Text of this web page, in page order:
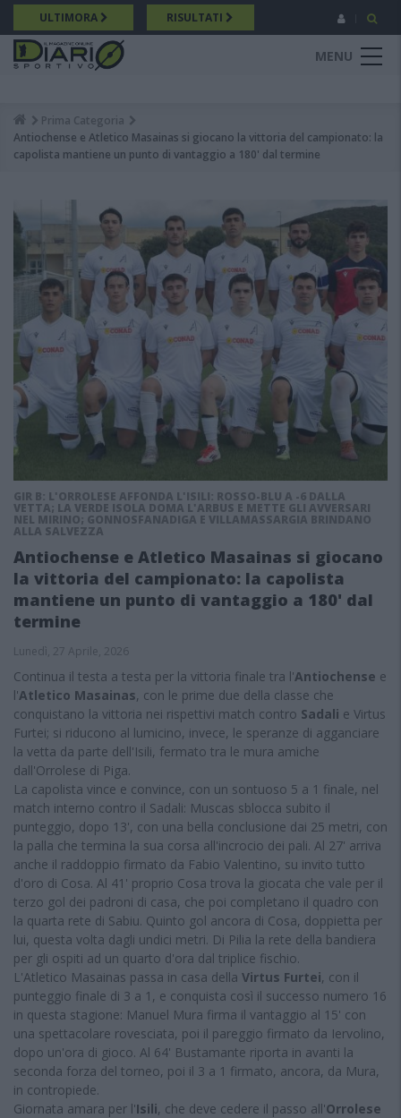
Salta
al
contenuto
principale
ULTIMORA RISULTATI
MENU
Breadcrumb
Prima Categoria
Antiochense e Atletico Masainas si giocano la vittoria del campionato: la
capolista mantiene un punto di vantaggio a 180' dal termine
GIR B: L'ORROLESE AFFONDA L'ISILI: ROSSO-BLU A -6 DALLA
VETTA; LA VERDE ISOLA DOMA L'ARBUS E METTE GLI AVVERSARI
NEL MIRINO; GONNOSFANADIGA E VILLAMASSARGIA BRINDANO
ALLA SALVEZZA
Antiochense e Atletico Masainas si giocano
la vittoria del campionato: la capolista
mantiene un punto di vantaggio a 180' dal
termine
Lunedì, 27 Aprile, 2026
Continua il testa a testa per la vittoria finale tra l'Antiochense e
l'Atletico Masainas, con le prime due della classe che
conquistano la vittoria nei rispettivi match contro Sadali e Virtus
Furtei; si riducono al lumicino, invece, le speranze di agganciare
la vetta da parte dell'Isili, fermato tra le mura amiche
dall'Orrolese di Piga.
La capolista vince e convince, con un sontuoso 5 a 1 finale, nel
match interno contro il Sadali: Muscas sblocca subito il
punteggio, dopo 13', con una bella conclusione dai 25 metri, con
la palla che termina la sua corsa all'incrocio dei pali. Al 27' arriva
anche il raddoppio firmato da Fabio Valentino, su invito tutto
d'oro di Cosa. Al 41' proprio Cosa trova la giocata che vale per il
terzo gol dei padroni di casa, che poi completano il quadro con
la quarta rete di Sabiu. Quinto gol ancora di Cosa, doppietta per
lui, questa volta dagli undici metri. Di Pilia la rete della bandiera
per gli ospiti ad un quarto d'ora dal triplice fischio.
L'Atletico Masainas passa in casa della Virtus Furtei, con il
punteggio finale di 3 a 1, e conquista così il successo numero 16
in questa stagione: Manuel Mura firma il vantaggio al 15' con
una spettacolare rovesciata, poi il pareggio firmato da Iervolino,
dopo un'ora di gioco. Al 64' Bustamante riporta in avanti la
seconda forza del torneo, poi il 3 a 1 firmato, ancora, da Mura,
in contropiede.
Giornata amara per l'Isili, che deve cedere il passo all'Orrolese